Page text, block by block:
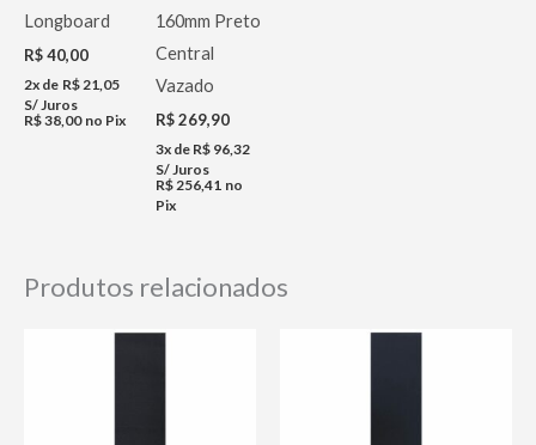
Longboard
R$40,00
2x de R$ 21,05
S/ Juros
R$38,00 no Pix
160mm Preto
Central
Vazado
R$269,90
3x de R$96,32
S/ Juros
R$256,41 no
Pix
Produtos relacionados